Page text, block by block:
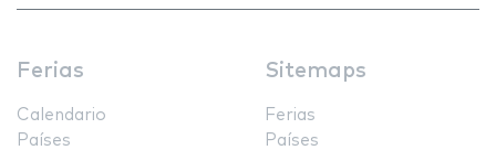
Ferias
Calendario
Países
Sitemaps
Ferias
Países